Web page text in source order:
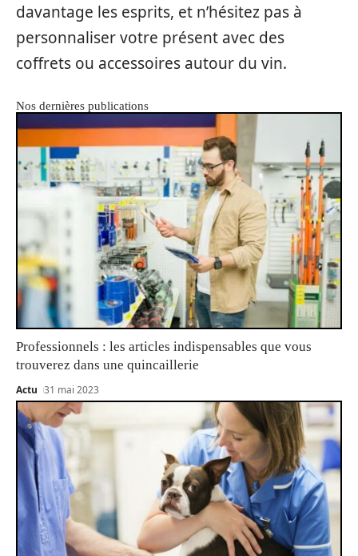
davantage les esprits, et n’hésitez pas à
personnaliser votre présent avec des
coffrets ou accessoires autour du vin.
Nos dernières publications
Professionnels : les articles indispensables que vous
trouverez dans une quincaillerie
Actu 31 mai 2023